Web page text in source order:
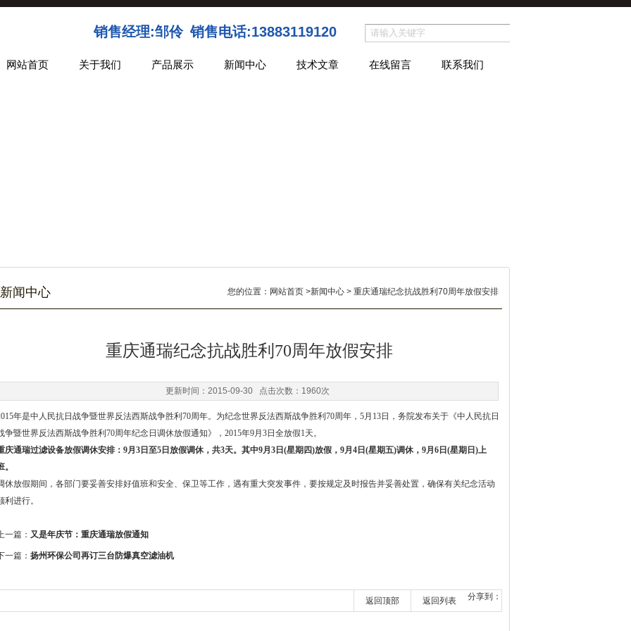
销售经理:邹伶 销售电话:13883119120
网站首页 关于我们 产品展示 新闻中心 技术文章 在线留言 联系我们
新闻中心 您的位置： 网站首页 >新闻中心 > 重庆通瑞纪念抗战胜利70周年放假安排
重庆通瑞纪念抗战胜利70周年放假安排
更新时间：2015-09-30 点击次数：1960次
年是中人民抗日战争暨世界反法西斯战争胜利70周年。为纪念世界反法西斯战争胜利70周年，5月13日，务院发布关于《中人民抗日
争暨世界反法西斯战争胜利70周年纪念日调休放假通知》，2015年9月3日全放假1天。
庆通瑞过滤设备放假调休安排：9月3日至5日放假调休，共3天。其中9月3日(星期四)放假，9月4日(星期五)调休，9月6日(星期日)上
。
休放假期间，各部门要妥善安排好值班和安全、保卫等工作，遇有重大突发事件，要按规定及时报告并妥善处置，确保有关纪念活动
利进行。
一篇： 又是年庆节：重庆通瑞放假通知
一篇： 扬州环保公司再订三台防爆真空滤油机
分享到：
返回列表
返回顶部